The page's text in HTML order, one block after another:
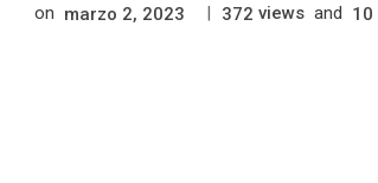
on marzo 2, 2023 372 views and 10